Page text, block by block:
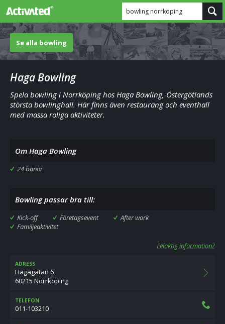
bowling norrköping
Se alla bowling
Haga Bowling
Spela bowling i Norrköping hos Haga Bowling, Östergötlands
största bowlinghall. Här finns även restaurang och eventhall
med massa roliga aktiviteter.
Om Haga Bowling
24 banor
Bowling passar bra till:
Kick-off Företagsevent
After work
Familjeaktivitet
Felaktig information?
ADRESS
Hagagatan 6
60215 Norrköping
TELEFON
011-103210